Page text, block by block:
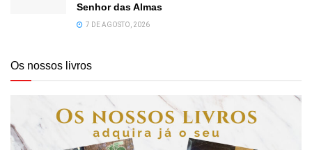
Senhor das Almas
7 DE AGOSTO, 2026
Os nossos livros